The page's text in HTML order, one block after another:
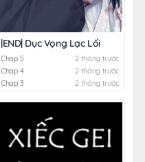
|END| Dục Vọng Lạc Lối
Chap 5
2 tháng trước
Chap 4
2 tháng trước
Chap 3
2 tháng trước